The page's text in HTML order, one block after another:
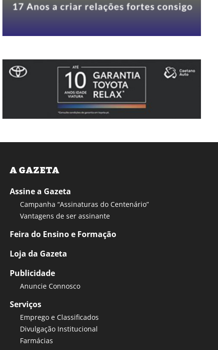
A GAZETA
Assine a Gazeta
Campanha “Assinaturas do Centenário”
Vantagens de ser assinante
Feira do Ensino e Formação
Loja da Gazeta
Publicidade
Anuncie Connosco
Serviços
Emprego e Classificados
Divulgação Institucional
Farmácias